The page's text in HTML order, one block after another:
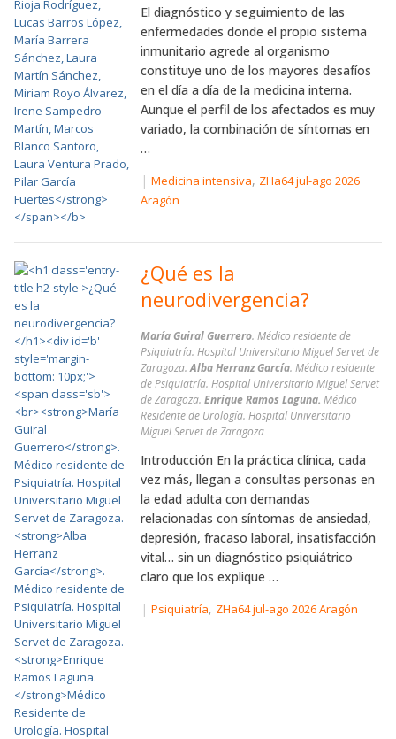
El diagnóstico y seguimiento de las
enfermedades donde el propio sistema
inmunitario agrede al organismo
constituye uno de los mayores desafíos
en el día a día de la medicina interna.
Aunque el perfil de los afectados es muy
variado, la combinación de síntomas en
…
| Medicina intensiva, ZHa64 jul-ago 2026
Aragón
¿Qué es la
neurodivergencia?
María Guiral Guerrero. Médico residente de
Psiquiatría. Hospital Universitario Miguel Servet de
Zaragoza.Alba Herranz García. Médico residente
de Psiquiatría. Hospital Universitario Miguel Servet
de Zaragoza. Enrique Ramos Laguna. Médico
Residente de Urología. Hospital Universitario
Miguel Servet de Zaragoza
Introducción En la práctica clínica, cada
vez más, llegan a consultas personas en
la edad adulta con demandas
relacionadas con síntomas de ansiedad,
depresión, fracaso laboral, insatisfacción
vital… sin un diagnóstico psiquiátrico
claro que los explique …
| Psiquiatría, ZHa64 jul-ago 2026 Aragón